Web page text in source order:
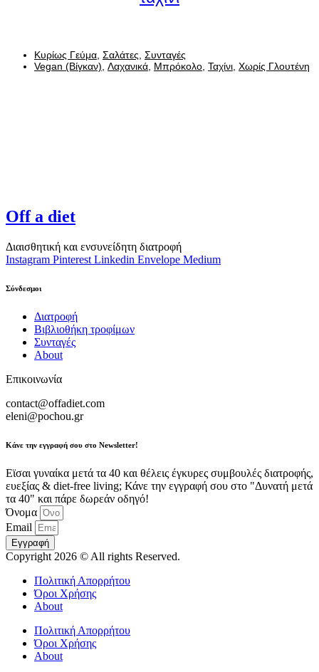
Κυρίως Γεύμα, Σαλάτες, Συνταγές
Vegan (Βίγκαν), Λαχανικά, Μπρόκολο, Ταχίνι, Χωρίς Γλουτένη
Off a diet
Διαισθητική και ενσυνείδητη διατροφή
Instagram Pinterest Linkedin Envelope Medium
Σύνδεσμοι
Διατροφή
Βιβλιοθήκη τροφίμων
Συνταγές
About
Επικοινωνία
contact@offadiet.com
eleni@pochou.gr
Κάνε την εγγραφή σου στο Newsletter!
Εϊσαι γυναίκα μετά τα 40 και θέλεις έγκυρες συμβουλές διατροφής,
ευεξίας & diet-free living; Κάνε την εγγραφή σου στο "Δυνατή μετά
τα 40" και πάρε δωρεάν οδηγό!
Όνομα
Email
Εγγραφή
Copyright 2026 © All rights Reserved.
Πολιτική Απορρήτου
Όροι Χρήσης
About
Πολιτική Απορρήτου
Όροι Χρήσης
About